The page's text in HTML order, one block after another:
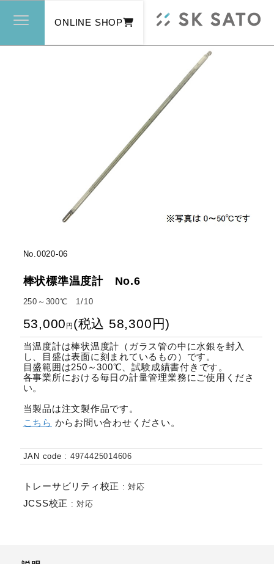
ONLINE SHOP
No.0020-06
棒状標準温度計 No.6
250～300℃ 1/10
53,000 円 (税込 58,300 円)
JAN code : 4974425014606
トレーサビリティ校正 :対応
JCSS校正 :対応
当温度計は棒状温度計（ガラス管の中に水銀を封入
し、目盛は表面に刻まれているもの）です。
目盛範囲は250～300℃、試験成績書付きです。
各事業所における毎日の計量管理業務にご使用くださ
い。
当製品は注文製作品です。
こちら からお問い合わせください。